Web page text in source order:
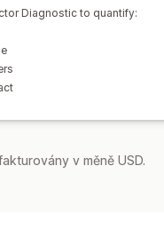
Diagnostic to quantify:
v měně USD.